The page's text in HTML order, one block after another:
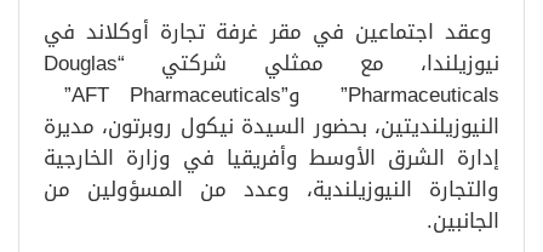
وعقد اجتماعين في مقر غرفة تجارة أوكلاند في
نيوزيلندا، مع ممثلي شركتي “Douglas
Pharmaceuticals” و”AFT Pharmaceuticals”
النيوزيلنديتين، بحضور السيدة نيكول روبرتون، مديرة
إدارة الشرق الأوسط وأفريقيا في وزارة الخارجية
والتجارة النيوزيلندية، وعدد من المسؤولين من
الجانبين.